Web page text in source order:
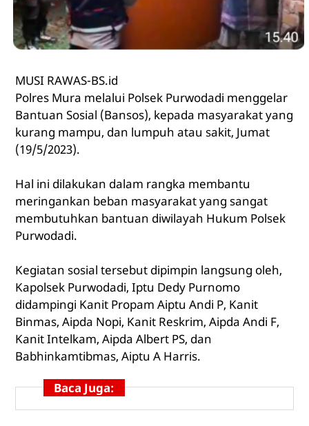
MUSI RAWAS-BS.id
Polres Mura melalui Polsek Purwodadi menggelar
Bantuan Sosial (Bansos), kepada masyarakat yang
kurang mampu, dan lumpuh atau sakit, Jumat
(19/5/2023).
Hal ini dilakukan dalam rangka membantu
meringankan beban masyarakat yang sangat
membutuhkan bantuan diwilayah Hukum Polsek
Purwodadi.
Kegiatan sosial tersebut dipimpin langsung oleh,
Kapolsek Purwodadi, Iptu Dedy Purnomo
didampingi Kanit Propam Aiptu Andi P, Kanit
Binmas, Aipda Nopi, Kanit Reskrim, Aipda Andi F,
Kanit Intelkam, Aipda Albert PS, dan
Babhinkamtibmas, Aiptu A Harris.
Baca Juga: